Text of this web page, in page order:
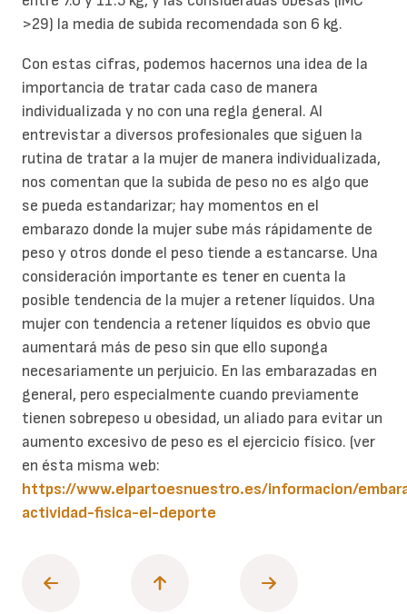
>29) la media de subida recomendada son 6 kg.
Con estas cifras, podemos hacernos una idea de la
importancia de tratar cada caso de manera
individualizada y no con una regla general. Al
entrevistar a diversos profesionales que siguen la
rutina de tratar a la mujer de manera individualizada,
nos comentan que la subida de peso no es algo que
se pueda estandarizar; hay momentos en el
embarazo donde la mujer sube más rápidamente de
peso y otros donde el peso tiende a estancarse. Una
consideración importante es tener en cuenta la
posible tendencia de la mujer a retener líquidos. Una
mujer con tendencia a retener líquidos es obvio que
aumentará más de peso sin que ello suponga
necesariamente un perjuicio. En las embarazadas en
general, pero especialmente cuando previamente
tienen sobrepeso u obesidad, un aliado para evitar un
aumento excesivo de peso es el ejercicio físico. (ver
en ésta misma web:
https://www.elpartoesnuestro.es/informacion/
actividad-fisica-el-deporte